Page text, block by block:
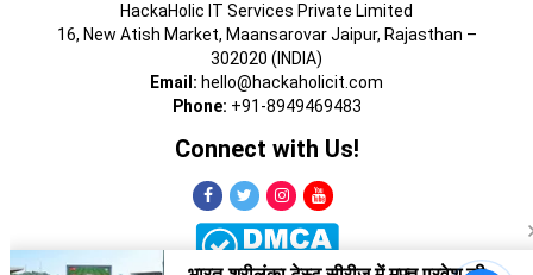
HackaHolic IT Services Private Limited
16, New Atish Market, Maansarovar Jaipur, Rajasthan –
302020 (INDIA)
Email: hello@hackaholicit.com
Phone: +91-8949469483
Connect with Us!